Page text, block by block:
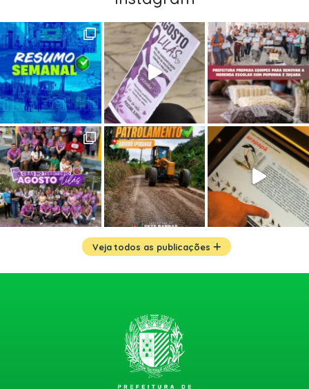
Veja todos as publicações